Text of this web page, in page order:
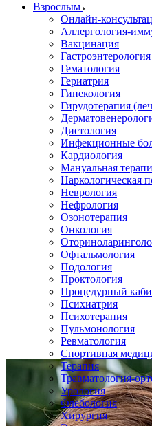
Взрослым
Онлайн-
Аллергология-
Вакцинация
Гастроэнтерология
Гематология
Гериатрия
Гинекология
Гирудотерапия
Диетология
Инфекционные
Кардиология
Мануальная
Наркологическая
Неврология
Нефрология
Озонотерапия
Онкология
Офтальмология
Подология
Проктология
Процедурный
Психиатрия
Психотерапия
Пульмонология
Ревматология
Спортивная
Терапия
Травматология-
Урология
Флебология
Хирургия